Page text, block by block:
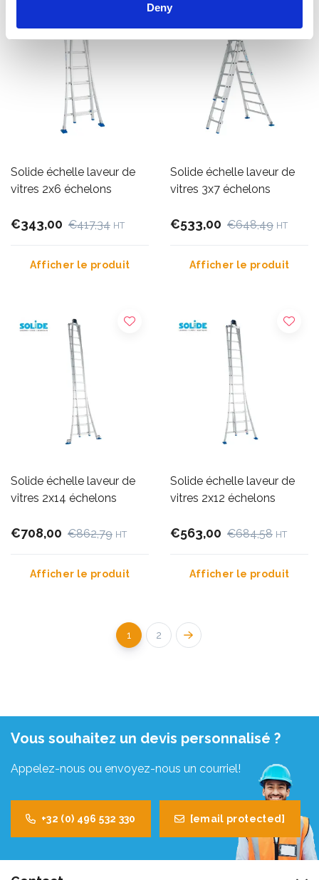
Deny
Solide échelle laveur de
vitres 2x6 échelons
€343,00 €417,34 HT
Afficher le produit
Solide échelle laveur de
vitres 3x7 échelons
€533,00 €648,49 HT
Afficher le produit
Solide échelle laveur de
vitres 2x14 échelons
€708,00 €862,79 HT
Afficher le produit
Solide échelle laveur de
vitres 2x12 échelons
€563,00 €684,58 HT
Afficher le produit
1 2
Vous souhaitez un devis personnalisé ?
Appelez-nous ou envoyez-nous un courriel!
+32 (0) 496 532 330 [email protected]